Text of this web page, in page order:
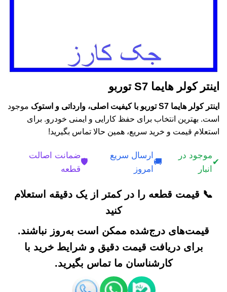
اینتر کولر هایما S7 توربو
اینتر کولر هایما S7 توربو با کیفیت اصلی، وارداتی و استوک
موجود
است. بهترین انتخاب برای حفظ کارایی و ایمنی خودرو. برای
استعلام قیمت و خرید سریع، همین حالا تماس بگیرید!
✔
موجود در
انبار
🚚
ارسال سریع
امروز
🛡️
ضمانت اصالت
قطعه
📞 قیمت قطعه را در کمتر از یک دقیقه استعلام
کنید
قیمت‌های درج‌شده ممکن است به‌روز نباشند.
برای دریافت قیمت دقیق و شرایط خرید با
کارشناسان ما تماس بگیرید.